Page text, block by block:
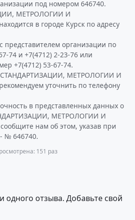
под номером 646740.
МЕТРОЛОГИИ И
в городе Курск по адресу
представителем организации по
74 и +7(4712) 2-23-76 или
+7(4712) 53-67-74.
СТАНДАРТИЗАЦИИ, МЕТРОЛОГИИ И
уточнить по телефону
в представленных данных о
МЕТРОЛОГИИ И
нам об этом, указав при
№ 646740.
151 раз
одного отзыва. Добавьте свой